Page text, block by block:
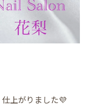
上がりました💜